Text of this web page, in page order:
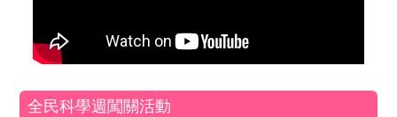
全民科學週闖關活動